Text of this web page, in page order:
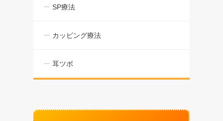
SP療法
カッピング療法
耳ツボ